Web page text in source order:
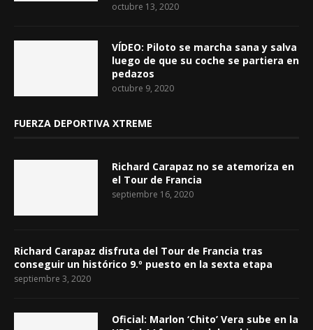
octubre 13, 2020
VÍDEO: Piloto se marcha sana y salva
luego de que su coche se partiera en
pedazos
octubre 9, 2020
FUERZA DEPORTIVA XTREME
Richard Carapaz no se atemoriza en
el Tour de Francia
septiembre 16, 2020
Richard Carapaz disfruta del Tour de Francia tras
conseguir un histórico 9.º puesto en la sexta etapa
septiembre 3, 2020
Oficial: Marlon ‘Chito’ Vera sube en la